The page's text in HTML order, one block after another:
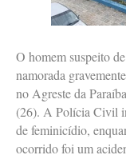
O homem suspeito
namorada
no Agreste da
(26). A Polícia Civil
de feminicídio,
ocorrido foi um